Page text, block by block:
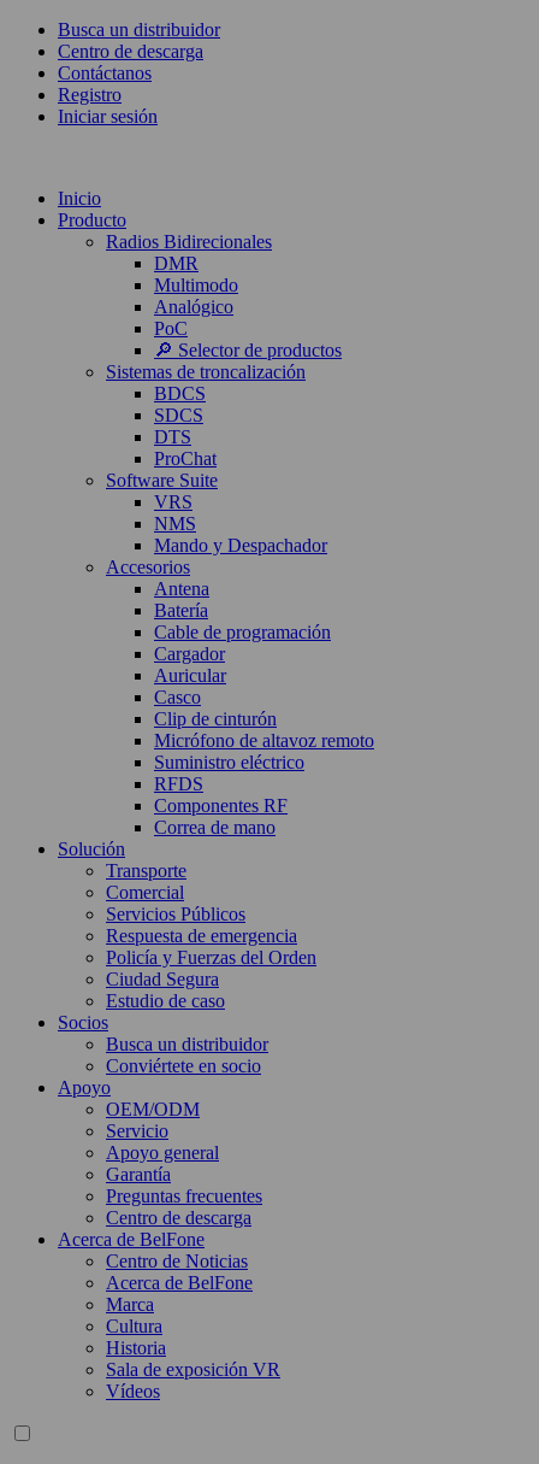
Busca un distribuidor
Centro de descarga
Contáctanos
Registro
Iniciar sesión
Inicio
Producto
Radios Bidirecionales
DMR
Multimodo
Analógico
PoC
🔎 Selector de productos
Sistemas de troncalización
BDCS
SDCS
DTS
ProChat
Software Suite
VRS
NMS
Mando y Despachador
Accesorios
Antena
Batería
Cable de programación
Cargador
Auricular
Casco
Clip de cinturón
Micrófono de altavoz remoto
Suministro eléctrico
RFDS
Componentes RF
Correa de mano
Solución
Transporte
Comercial
Servicios Públicos
Respuesta de emergencia
Policía y Fuerzas del Orden
Ciudad Segura
Estudio de caso
Socios
Busca un distribuidor
Conviértete en socio
Apoyo
OEM/ODM
Servicio
Apoyo general
Garantía
Preguntas frecuentes
Centro de descarga
Acerca de BelFone
Centro de Noticias
Acerca de BelFone
Marca
Cultura
Historia
Sala de exposición VR
Vídeos